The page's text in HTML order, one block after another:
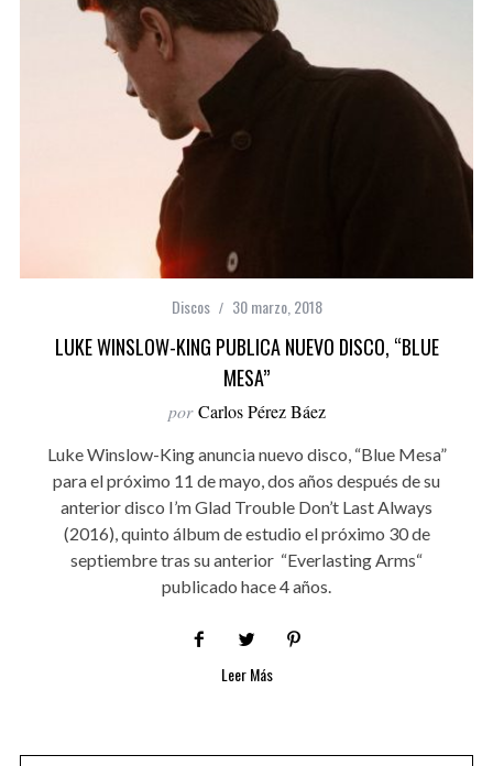
Discos 30 marzo, 2018
LUKE WINSLOW-KING PUBLICA NUEVO DISCO, “BLUE
MESA”
por Carlos Pérez Báez
Luke Winslow-King anuncia nuevo disco, “Blue Mesa”
para el próximo 11 de mayo, dos años después de su
anterior disco I’m Glad Trouble Don’t Last Always
(2016), quinto álbum de estudio el próximo 30 de
septiembre tras su anterior “Everlasting Arms“
publicado hace 4 años.
Leer Más